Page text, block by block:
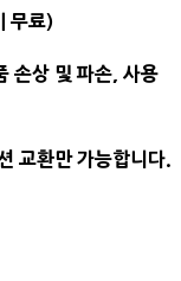
무료)
손상 및 파손, 사용
교환만 가능합니다.